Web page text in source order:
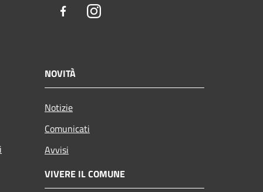
FacebookInstagram
NOVITÀ
Notizie
Comunicati
Avvisi
VIVERE IL COMUNE